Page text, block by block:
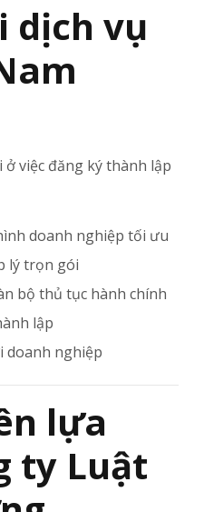
dịch vụ
việc đăng ký thành lập
doanh nghiệp tối ưu
lý trọn gói
bộ thủ tục hành chính
lập
doanh nghiệp
lựa
ty Luật